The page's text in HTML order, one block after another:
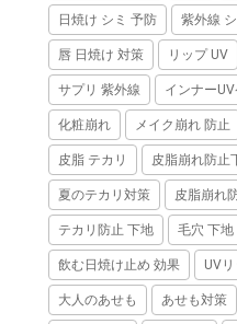
日焼け シミ 予防 紫外線
唇 日焼け 対策 リップ UV
サプリ 紫外線 インナー
化粧崩れ メイク崩れ 防止
皮脂 テカリ 皮脂崩れ防止
夏のテカリ対策 皮脂崩れ
テカリ防止 下地 毛穴 下地
飲む日焼け止め 効果 UV
大人のあせも あせも対策